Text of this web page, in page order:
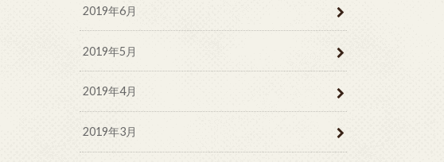
2019年6月
2019年5月
2019年4月
2019年3月